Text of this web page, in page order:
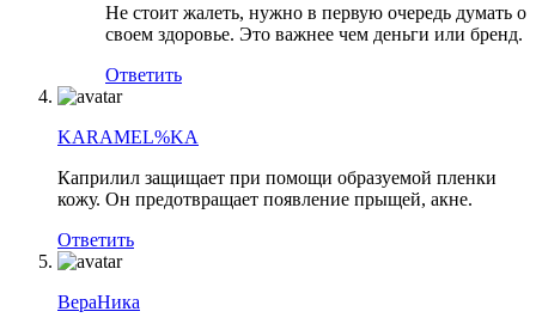
Не стоит жалеть, нужно в первую очередь думать о
своем здоровье. Это важнее чем деньги или бренд.
Ответить
KARAMEL%KA
Каприлил защищает при помощи образуемой пленки
кожу. Он предотвращает появление прыщей, акне.
Ответить
ВераНика